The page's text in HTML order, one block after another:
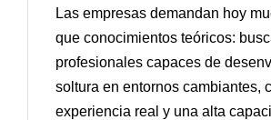
Las empresas demandan hoy
que conocimientos teóricos:
profesionales capaces de
soltura en entornos cambiantes,
experiencia real y una alta